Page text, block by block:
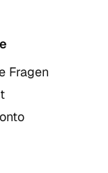
Fragen